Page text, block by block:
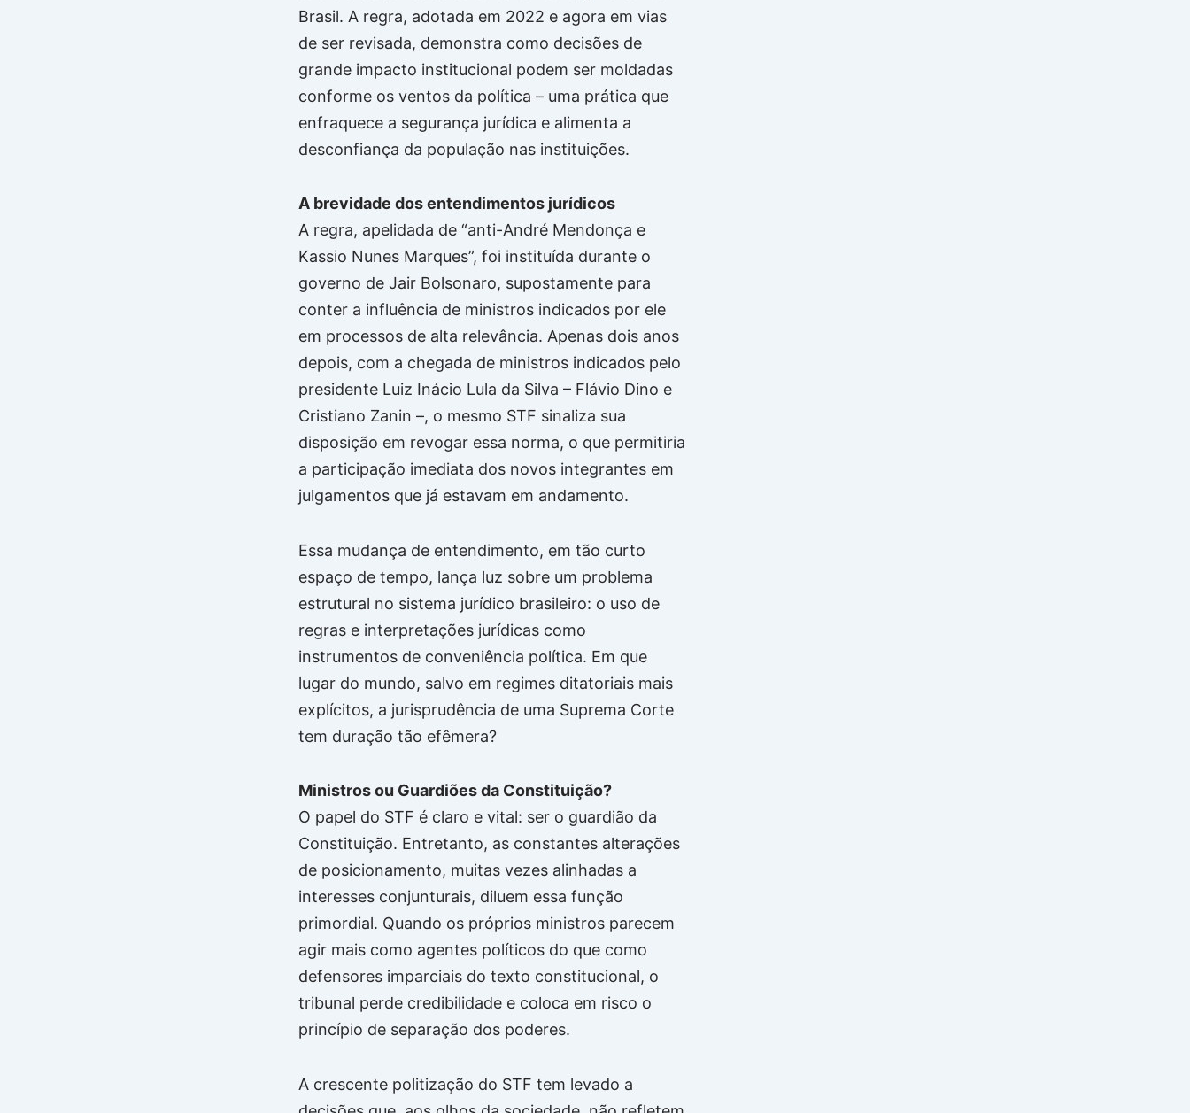
Brasil. A regra, adotada em 2022 e agora em vias
de ser revisada, demonstra como decisões de
grande impacto institucional podem ser moldadas
conforme os ventos da política – uma prática que
enfraquece a segurança jurídica e alimenta a
desconfiança da população nas instituições.
A brevidade dos entendimentos jurídicos
A regra, apelidada de “anti-André Mendonça e
Kassio Nunes Marques”, foi instituída durante o
governo de Jair Bolsonaro, supostamente para
conter a influência de ministros indicados por ele
em processos de alta relevância. Apenas dois anos
depois, com a chegada de ministros indicados pelo
presidente Luiz Inácio Lula da Silva – Flávio Dino e
Cristiano Zanin –, o mesmo STF sinaliza sua
disposição em revogar essa norma, o que permitiria
a participação imediata dos novos integrantes em
julgamentos que já estavam em andamento.
Essa mudança de entendimento, em tão curto
espaço de tempo, lança luz sobre um problema
estrutural no sistema jurídico brasileiro: o uso de
regras e interpretações jurídicas como
instrumentos de conveniência política. Em que
lugar do mundo, salvo em regimes ditatoriais mais
explícitos, a jurisprudência de uma Suprema Corte
tem duração tão efêmera?
Ministros ou Guardiões da Constituição?
O papel do STF é claro e vital: ser o guardião da
Constituição. Entretanto, as constantes alterações
de posicionamento, muitas vezes alinhadas a
interesses conjunturais, diluem essa função
primordial. Quando os próprios ministros parecem
agir mais como agentes políticos do que como
defensores imparciais do texto constitucional, o
tribunal perde credibilidade e coloca em risco o
princípio de separação dos poderes.
A crescente politização do STF tem levado a